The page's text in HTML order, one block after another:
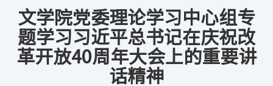
文学院党委理论学习中心组专
题学习习近平总书记在庆祝改
革开放40周年大会上的重要讲
话精神